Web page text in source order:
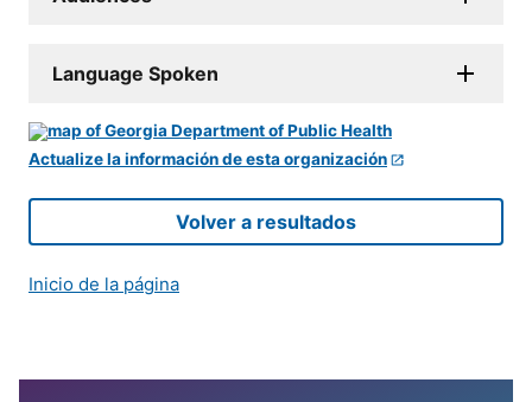
Language Spoken
Actualize la información de esta organización
Volver a resultados
Inicio de la página